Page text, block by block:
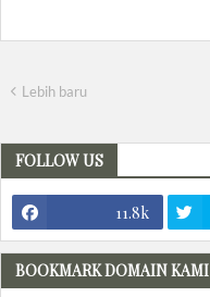
Lebih baru
FOLLOW US
11.8k
BOOKMARK DOMAIN KAMI